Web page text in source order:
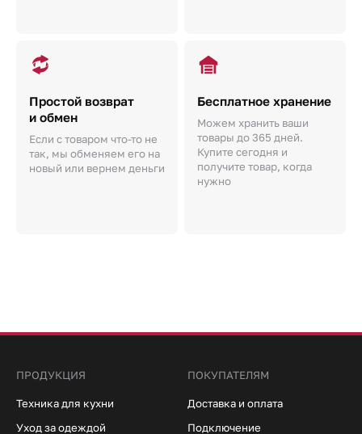
Простой возврат
и обмен
Если с товаром что-то не
так, мы обменяем его на
новый или вернем деньги
Бесплатное хранение
Можем хранить ваши
товары до 365 дней.
Купите сегодня и
получите товар, когда
нужно
ПРОДУКЦИЯ
Техника для кухни
Уход за одеждой
ПОКУПАТЕЛЯМ
Доставка и оплата
Подключение